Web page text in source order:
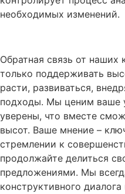
необходимых изменений.
Обратная связь от наших
только поддерживать
расти, развиваться,
подходы. Мы ценим ваше
уверены, что вместе
высот. Ваше мнение –
стремлении к
продолжайте делиться
предложениями. Мы
конструктивного